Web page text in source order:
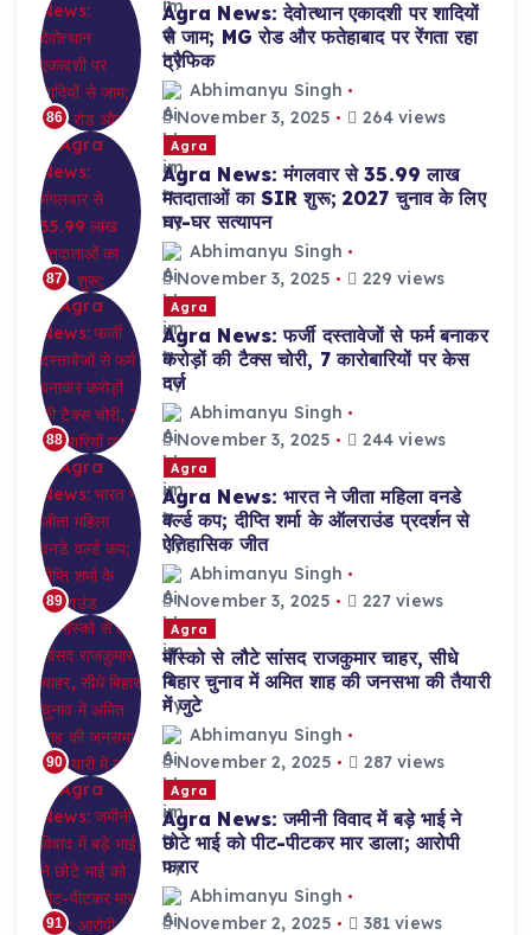
86
Agra News: देवोत्थान एकादशी पर शादियों
से जाम; MG रोड और फतेहाबाद पर रेंगता रहा
ट्रैफिक
Abhimanyu Singh
November 3, 2025
264 views
87
Agra
Agra News: मंगलवार से 35.99 लाख
मतदाताओं का SIR शुरू; 2027 चुनाव के लिए
घर-घर सत्यापन
Abhimanyu Singh
November 3, 2025
229 views
88
Agra
Agra News: फर्जी दस्तावेजों से फर्म बनाकर
करोड़ों की टैक्स चोरी, 7 कारोबारियों पर केस
दर्ज
Abhimanyu Singh
November 3, 2025
244 views
89
Agra
Agra News: भारत ने जीता महिला वनडे
वर्ल्ड कप; दीप्ति शर्मा के ऑलराउंड प्रदर्शन से
ऐतिहासिक जीत
Abhimanyu Singh
November 3, 2025
227 views
90
Agra
मॉस्को से लौटे सांसद राजकुमार चाहर, सीधे
बिहार चुनाव में अमित शाह की जनसभा की तैयारी
में जुटे
Abhimanyu Singh
November 2, 2025
287 views
91
Agra
Agra News: जमीनी विवाद में बड़े भाई ने
छोटे भाई को पीट-पीटकर मार डाला; आरोपी
फरार
Abhimanyu Singh
November 2, 2025
381 views